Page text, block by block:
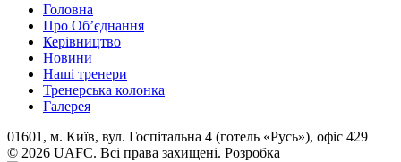
Головна
Про Об’єднання
Керівництво
Новини
Наші тренери
Тренерська колонка
Галерея
01601, м. Київ, вул. Госпітальна 4 (готель «Русь»), офіс 429
© 2026 UAFC. Всі права захищені. Розробка